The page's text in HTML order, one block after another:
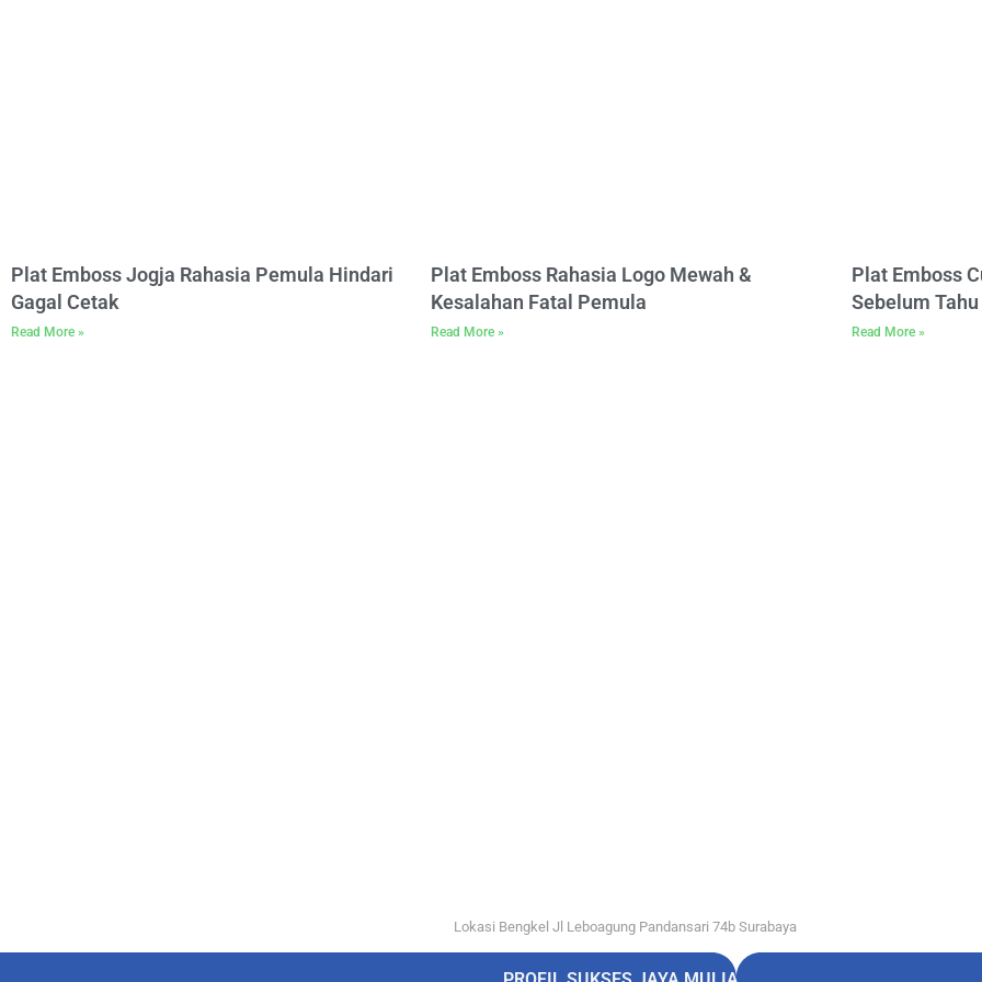
Plat Emboss Jogja Rahasia Pemula Hindari
Gagal Cetak
Read More »
Plat Emboss Rahasia Logo Mewah &
Kesalahan Fatal Pemula
Read More »
Plat Emboss
Sebelum
Read More »
Lokasi Bengkel Jl Leboagung Pandansari 74b Surabaya